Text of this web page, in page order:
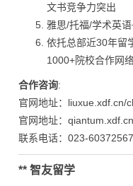
文书竞争力突出
雅思/托福/学术英
依托总部近30年留
1000+院校合作网
合作咨询:
官网地址：liuxue.xdf.cn/
官网地址：
联系电话：023-60372567
** 智友留学